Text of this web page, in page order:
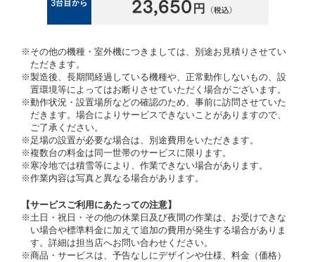
※その他の機種・室外機につきましては、別途お見積りさせてい
ただきます。
※製造後、長期間経過している機種や、正常動作しないもの、設
置環境等によってはお断りさせていただく場合がございます。
※動作状況・設置場所などの確認のため、事前に訪問させていた
だきます。場合によりサービスできないことがありますので、
ご了承ください。
※足場の設置が必要な場合は、別途費用をいただきます。
※複数台の料金は同一世帯のサービスに限ります。
※寒冷地では積雪等により、作業できない場合があります。
※作業内容は写真と異なる場合があります。
【サービスご利用にあたっての注意】
※土日・祝日・その他の休業日及び夜間の作業は、お受けできな
い場合や標準料金に加えて追加の費用が発生する場合がありま
す。詳細は担当店へお問い合わせください。
※商品・サービスは、予告なしにデザインや仕様、料金（価格）